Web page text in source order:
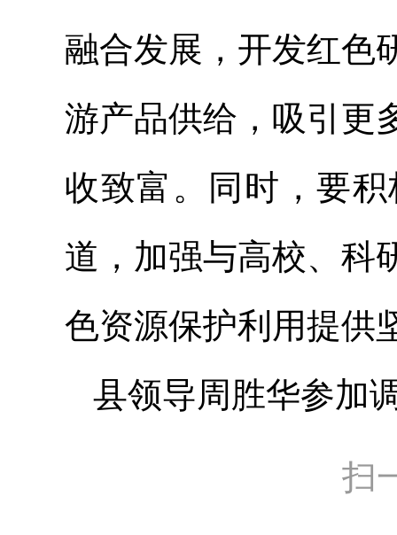
融合发展，开发红色
游产品供给，吸引更
收致富。同时，要
道，加强与高校、科
色资源保护利用提供
县领导周胜华参加
扫